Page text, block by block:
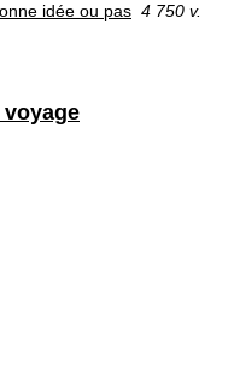
idée ou pas 4 750 v.